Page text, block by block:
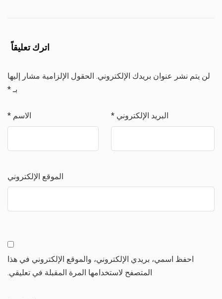
اترك تعليقاً
لن يتم نشر عنوان بريدك الإلكتروني. الحقول الإلزامية مشار إليها
بـ*
الاسم * البريد الإلكتروني *
الموقع الإلكتروني
احفظ اسمي، بريدي الإلكتروني، والموقع الإلكتروني في هذا
المتصفح لاستخدامها المرة المقبلة في تعليقي.